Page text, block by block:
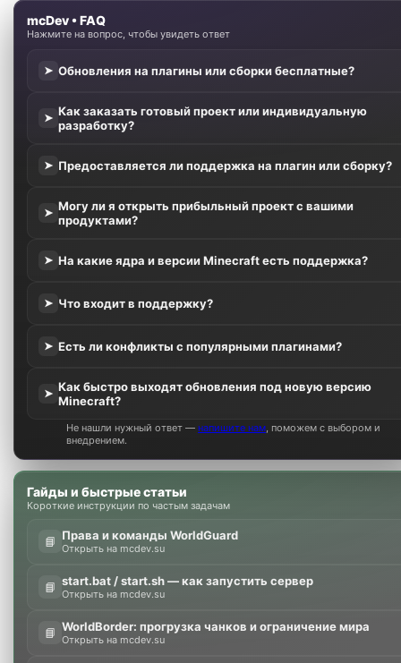
mcDev • FAQ
Нажмите на вопрос, чтобы увидеть ответ
➤ Обновления на плагины или сборки бесплатные?
➤ Как заказать готовый проект или индивидуальную
разработку?
➤ Предоставляется ли поддержка на плагин или сборку?
➤ Могу ли я открыть прибыльный проект с вашими
продуктами?
➤ На какие ядра и версии Minecraft есть поддержка?
➤ Что входит в поддержку?
➤ Есть ли конфликты с популярными плагинами?
➤ Как быстро выходят обновления под новую версию
Minecraft?
Не нашли нужный ответ —напишите нам , поможем с выбором и
внедрением.
Гайды и быстрые статьи
Короткие инструкции по частым задачам
📘 Права и команды WorldGuard
Открыть на mcdev.su
📘 start.bat / start.sh — как запустить сервер
Открыть на mcdev.su
📘 WorldBorder: прогрузка чанков и ограничение мира
Открыть на mcdev.su